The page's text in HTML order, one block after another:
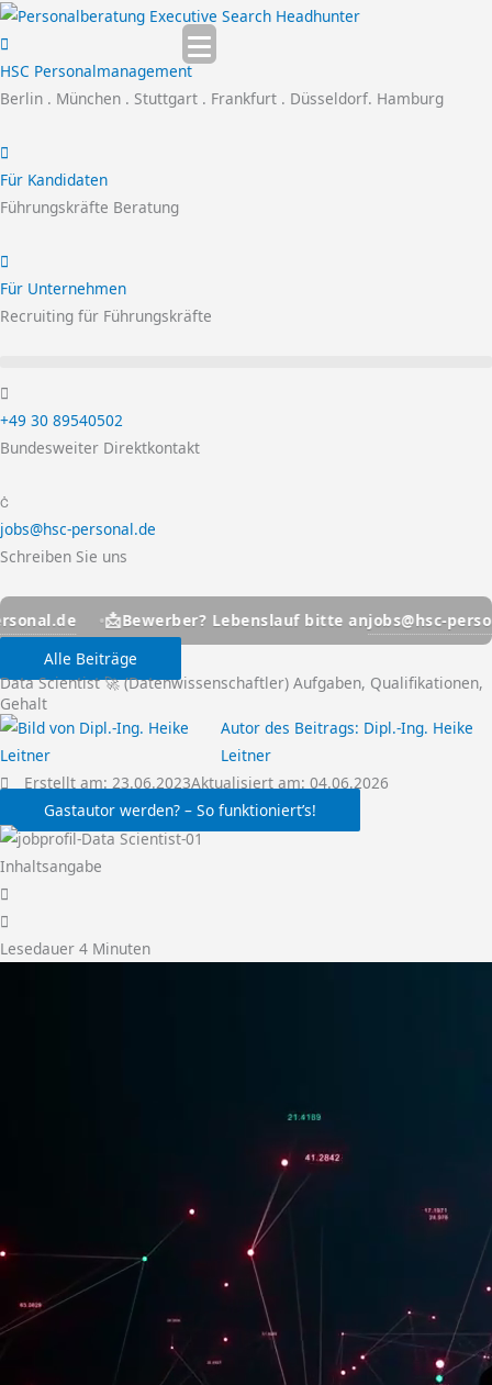
Zum
Inhalt
springen
HSC Personalmanagement
Berlin . München . Stuttgart . Frankfurt . Düsseldorf. Hamburg
Für Kandidaten
Führungskräfte Beratung
Für Unternehmen
Recruiting für Führungskräfte
+49 30 89540502
Bundesweiter Direktkontakt
jobs@hsc-personal.de
Schreiben Sie uns
📩Bewerber? Lebenslauf bitte anjobs@hsc-personal.de 📩
Alle Beiträge
Data Scientist 🚀 (Datenwissenschaftler) Aufgaben, Qualifikationen,
Gehalt
Autor des Beitrags: Dipl.-Ing. Heike
Leitner
Erstellt am: 23.06.2023Aktualisiert am: 04.06.2026
Gastautor werden? – So funktioniert’s!
Inhaltsangabe
Lesedauer 4 Minuten